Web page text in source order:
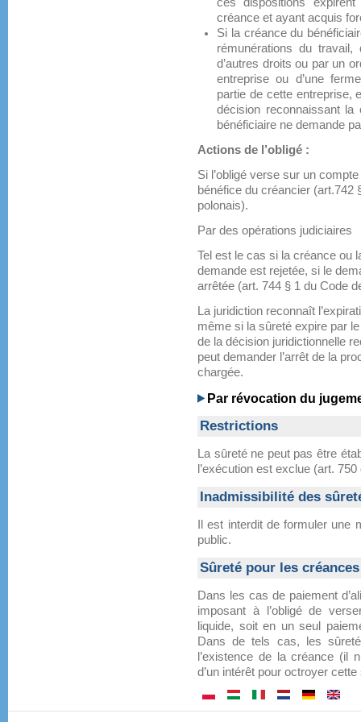
créance et ayant acquis
Si la créance du
rémunérations du
d’autres droits ou par un
entreprise ou d’une
partie de cette entreprise,
décision reconnaissant
bénéficiaire ne demande
Actions de l’obligé :
Si l’obligé verse sur un
bénéfice du créancier (art.742
polonais).
Par des opérations judiciaires
Tel est le cas si la créance ou
demande est rejetée, si le
arrêtée (art. 744 § 1 du Code
La juridiction reconnaît
même si la sûreté expire par
de la décision juridictionnelle
peut demander l’arrêt de la
chargée.
Par révocation du
Restrictions
La sûreté ne peut pas être
l’exécution est exclue (art.
Inadmissibilité des
Il est interdit de formuler une
public.
Sûreté pour les
Dans les cas de paiement
imposant à l’obligé de
liquide, soit en un seul
Dans de tels cas, les
l’existence de la créance (il
d’un intérêt pour octroyer cette